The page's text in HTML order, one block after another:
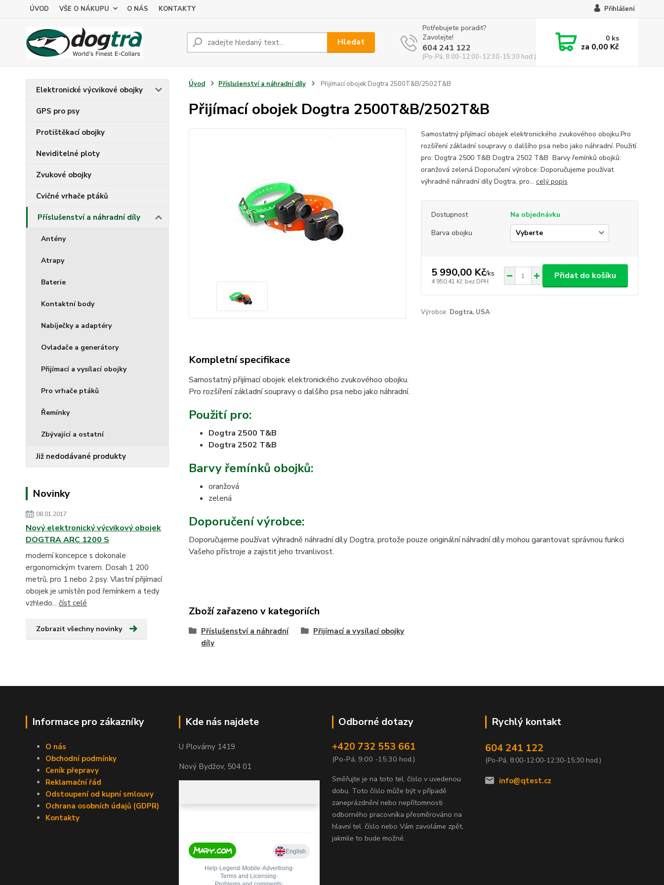
ÚVOD VŠE O NÁKUPU O NÁS KONTAKTY Přihlášení
Hledat
Potřebujete poradit?
Zavolejte!
604 241 122
(Po-Pá, 8:00-12:00-12:30-15:30 hod.)
0 ks
za 0,00 Kč
Elektronické výcvikové obojky
GPS pro psy
Protištěkací obojky
Neviditelné ploty
Zvukové obojky
Cvičné vrhače ptáků
Příslušenství a náhradní díly
Antény
Atrapy
Baterie
Kontaktní body
Nabíječky a adaptéry
Ovladače a generátory
Přijímací a vysílací obojky
Pro vrhače ptáků
Řemínky
Zbývající a ostatní
Již nedodávané produkty
Novinky
08.01.2017
Nový elektronický výcvikový obojek
DOGTRA ARC 1200 S
moderní koncepce s dokonale
ergonomickým tvarem. Dosah 1 200
metrů, pro 1 nebo 2 psy. Vlastní přijímací
obojek je umístěn pod řemínkem a tedy
vzhledo... číst celé
Zobrazit všechny novinky
Úvod Příslušenství a náhradní díly Přijímací obojek Dogtra 2500T&B/2502T&B
Přijímací obojek Dogtra 2500T&B/2502T&B
Samostatný přijímací obojek elektronického zvukovéhoo obojku.Pro
rozšíření základní soupravy o dalšího psa nebo jako náhradní. Použití
pro: Dogtra 2500 T&B Dogtra 2502 T&B Barvy řemínků obojků:
oranžová zelená Doporučení výrobce: Doporučujeme používat
výhradně náhradní díly Dogtra, pro... celý popis
Dostupnost
Na objednávku
Barva obojku
5 990,00 Kč/ks
4 950,41 Kč bez DPH
Přidat do košíku
Výrobce: Dogtra, USA
Kompletní specifikace
Samostatný přijímací obojek elektronického zvukovéhoo obojku.
Pro rozšíření základní soupravy o dalšího psa nebo jako náhradní.
Použití pro:
Dogtra 2500 T&B
Dogtra 2502 T&B
Barvy řemínků obojků:
oranžová
zelená
Doporučení výrobce:
Doporučujeme používat výhradně náhradní díly Dogtra, protože pouze originální náhradní díly mohou garantovat správnou funkci
Vašeho přístroje a zajistit jeho trvanlivost.
Zboží zařazeno v kategoriích
Příslušenství a náhradní
díly
Přijímací a vysílací obojky
Informace pro zákazníky
O nás
Obchodní podmínky
Ceník přepravy
Reklamační řád
Odstoupení od kupní smlouvy
Ochrana osobních údajů (GDPR)
Kontakty
Kde nás najdete
U Plovárny 1419
Nový Bydžov, 504 01
Odborné dotazy
+420 732 553 661
(Po-Pá, 9:00 -15:30 hod.)
Směřujte je na toto tel. číslo v uvedenou
dobu. Toto číslo může být v případě
zaneprázdnění nebo nepřítomnosti
odborného pracovníka přesměrováno na
hlavní tel. číslo nebo Vám zavoláme zpět,
jakmile to bude možné.
Rychlý kontakt
604 241 122
(Po-Pá, 8:00-12:00-12:30-15:30 hod.)
info@qtest.cz